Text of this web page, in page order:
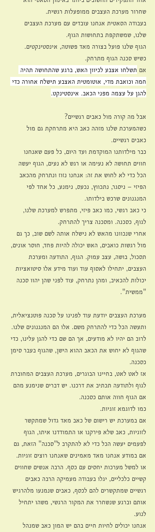
שחרור מערכת העצבים ממופעלות רגשית.
בעבודה הסאטית אנחנו עובדים עם מערכת העצבים
שלנו, שמשתקפת בתחושות הגוף.
הגוף שלנו פועל בצורה מאד פשוטה, אינסטינקטים.
כשיש סכנה הגוף מתרחק.
אם תשלחו אצבע לכיוון האש, ברגע שהתחושה תהיה
חמה וכואבת מדי, אוטומטית האצבע תישלח אחורה כדי
להגן על עצמה מפני הכאב. אינסטינקט.
אבל מה קורה מול כאבים רגשיים?
כשהמערכת שלנו מזהה כאב היא מתרחקת גם מול
כאבים רגשיים.
כבר מילדותנו המוקדמת ועד היום, כל פעם שאנחנו
חווים תחושה לא נעימה או רגש לא נעים, הגוף יעשה
הכל כדי לא לחוש את זה: אנחנו נזוז ונתרחק מהכאב
הפיזי – ניסגר, נתכווץ, נכעס, נימנע, כל אחד לפי
המנגנונים שרכש בילדותו.
כי כאב רגשי, כמו כאב פיזי, מתפרש למערכת שלנו,
לגוף, כסכנה. ומסכנה צריך להתרחק.
אחרי שנכוונו מהאש לא נישלח אותה לשם שוב, כך גם
מול רגשות כואבים, האש יכולה להיות פחד, חוסר אונים,
תסכול, בושה, עצב עמוק. הגוף, התודעה ומערכת
העצבים, יתחילו לאסוף עוד ועוד מידע אלו סיטואציות
יכולות להכאיב, ומהן נתרחק, עוד לפני שהן יהוו סכנה
"ממשית".
מערכת העצבים יודעת עוד לפנינו על סכנה פוטנציאלית,
ותעשה הכל כדי להתרחק משם. אלו הם המנגנונים שלנו.
לרוב הם יהיו לא מודעים, אך הם שם כדי להגן עלינו, כדי
שהגוף לא יחוש את הכאב ההוא הישן, שהגוף בעבר סימן
כסכנה.
אז לאט לאט, בחיינו הבוגרים, מערכת העצבים המחוברת
לגוף ולתודעה תכתיב את דרכנו. יש דברים שנימנע מהם
אם הגוף חווה אותם כסכנה.
כמו לדוגמא זוגיות.
אם במערכת יש רישום של כאב מאד גדול שמתקשר
לזוגיות, כאב שלא פירקנו או התמודדנו איתו, הגוף
לפעמים יעשה הכל כדי לא להתקרב ל"סכנה" הזאת, גם
אם במודע אנחנו מאד מאמינים שאנחנו רוצים זוגיות.
או למשל מערכות יחסים עם כסף. הרבה אנשים שחווים
קשיים כלכליים, יגלו בעבודה מעמיקה הרבה כאבים
רגשיים שמתקשרים להם לכסף, כאבים שנמנעו מלהרגיש
אותם וברגע שנשחרר את המקור הרגשי, משהו יתחיל
לנוע.
אנחנו יכולים לחיות חיים בהם יש המון כאב שמנהל